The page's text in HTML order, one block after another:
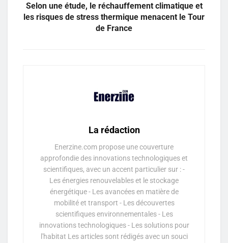
Selon une étude, le réchauffement climatique et
les risques de stress thermique menacent le Tour
de France
La rédaction
Enerzine.com propose une couverture
approfondie des innovations technologiques et
scientifiques, avec un accent particulier sur : -
Les énergies renouvelables et le stockage
énergétique - Les avancées en matière de
mobilité et transport - Les découvertes
scientifiques environnementales - Les
innovations technologiques - Les solutions pour
l'habitat Les articles sont rédigés avec un souci